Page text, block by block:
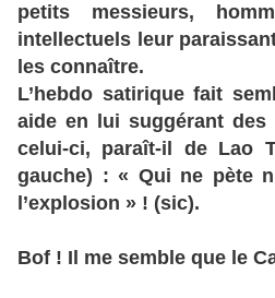
petits messieurs,
intellectuels leur
les connaître.
L’hebdo satirique fait
aide en lui suggérant des
celui-ci, paraît-il de Lao
gauche) : « Qui ne pète
l’explosion » ! (sic).
Bof ! Il me semble que le